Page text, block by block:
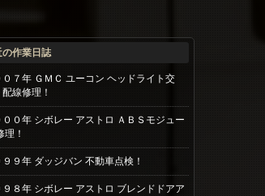
の作業日誌
０７年 ＧＭＣ ユーコン ヘッドライト交
線修理！
００年 シボレー アストロ ＡＢＳモジュー
理！
９９年 ダッジバン 不動車点検！
９８年 シボレー アストロ ブレンドドアア